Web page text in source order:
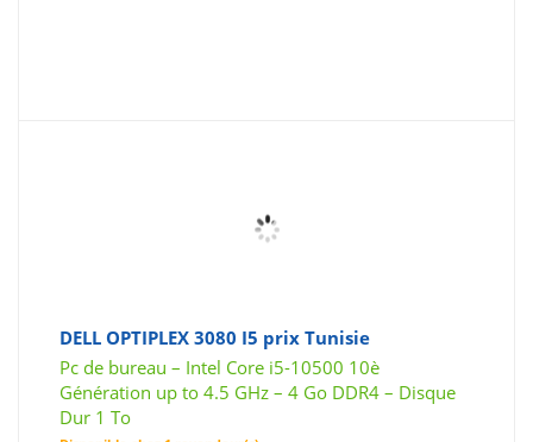
DELL OPTIPLEX 3080 I5 prix Tunisie
Pc de bureau – Intel Core i5-10500 10è
Génération up to 4.5 GHz – 4 Go DDR4 – Disque
Dur 1 To